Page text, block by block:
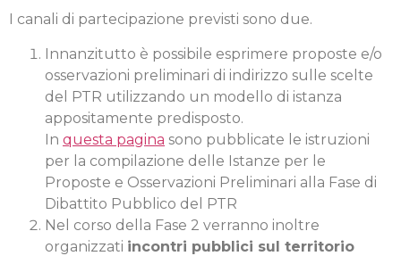
I canali di partecipazione previsti sono due.
Innanzitutto è possibile esprimere proposte e/o
osservazioni preliminari di indirizzo sulle scelte
del PTR utilizzando un modello di istanza
appositamente predisposto.
In questa pagina sono pubblicate le istruzioni
per la compilazione delle Istanze per le
Proposte e Osservazioni Preliminari alla Fase di
Dibattito Pubblico del PTR
Nel corso della Fase 2 verranno inoltre
organizzati incontri pubblici sul territorio